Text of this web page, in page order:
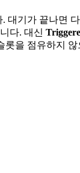
. 대기가 끝나면
니다. 대신
롯을 점유하지